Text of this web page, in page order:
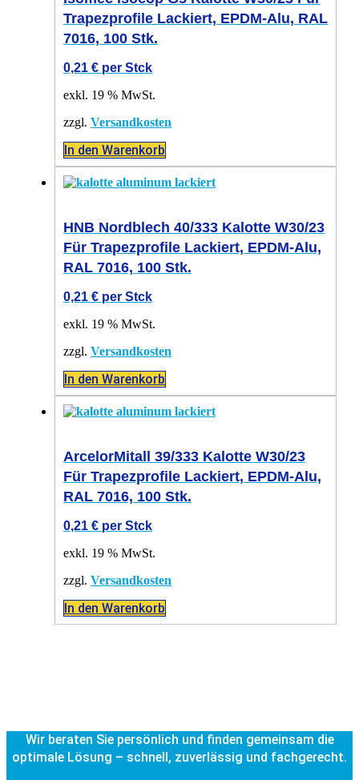
Trapezprofile Lackiert, EPDM-Alu, RAL
7016, 100 Stk.
0,21 € per Stck
exkl. 19 % MwSt.
zzgl. Versandkosten
In den Warenkorb
HNB Nordblech 40/333 Kalotte W30/23
Für Trapezprofile Lackiert, EPDM-Alu,
RAL 7016, 100 Stk.
0,21 € per Stck
exkl. 19 % MwSt.
zzgl. Versandkosten
In den Warenkorb
ArcelorMitall 39/333 Kalotte W30/23
Für Trapezprofile Lackiert, EPDM-Alu,
RAL 7016, 100 Stk.
0,21 € per Stck
exkl. 19 % MwSt.
zzgl. Versandkosten
In den Warenkorb
Wir beraten Sie persönlich und finden gemeinsam die
optimale Lösung – schnell, zuverlässig und fachgerecht.